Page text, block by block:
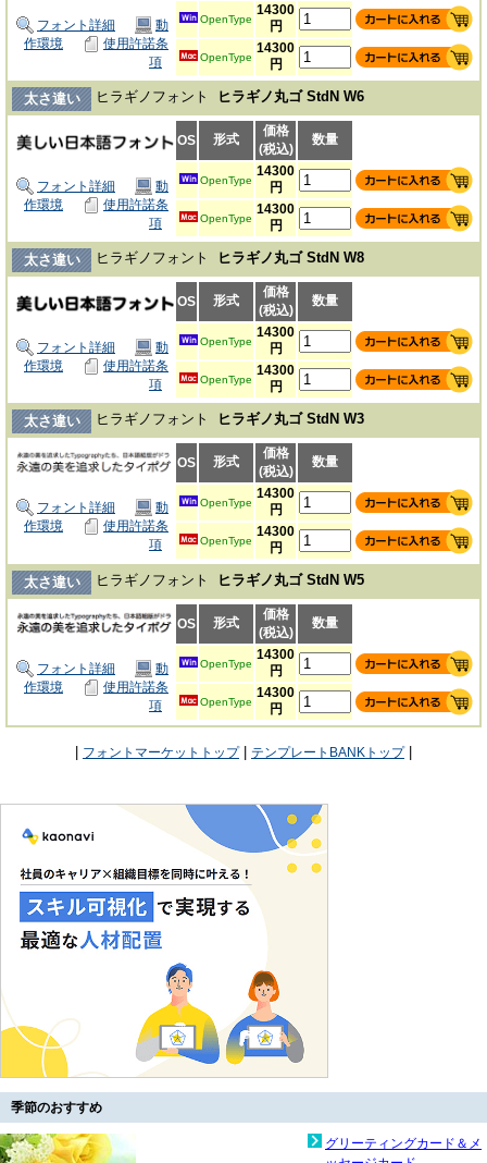
OpenType
14300
円
OpenType
14300
円
フォント詳細
動
作環境
使用許諾条
項
太さ違い ヒラギノフォント ヒラギノ丸ゴ StdN W6
OS 形式
価格
(税込)
数量
OpenType
14300
円
OpenType
14300
円
フォント詳細
動
作環境
使用許諾条
項
太さ違い ヒラギノフォント ヒラギノ丸ゴ StdN W8
OS 形式
価格
(税込)
数量
OpenType
14300
円
OpenType
14300
円
フォント詳細
動
作環境
使用許諾条
項
太さ違い ヒラギノフォント ヒラギノ丸ゴ StdN W3
OS 形式
価格
(税込)
数量
OpenType
14300
円
OpenType
14300
円
フォント詳細
動
作環境
使用許諾条
項
太さ違い ヒラギノフォント ヒラギノ丸ゴ StdN W5
OS 形式
価格
(税込)
数量
OpenType
14300
円
OpenType
14300
円
フォント詳細
動
作環境
使用許諾条
項
| フォントマーケットトップ| テンプレートBANKトップ|
季節のおすすめ
グリーティングカード＆メ